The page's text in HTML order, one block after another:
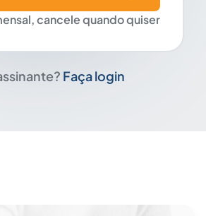
cancele quando quiser
Faça login